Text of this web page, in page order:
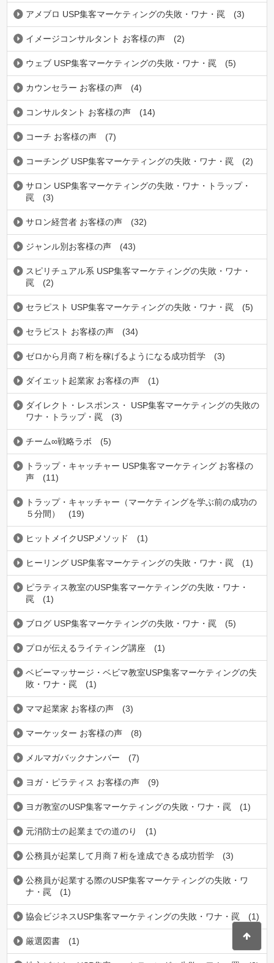
アメブロ USP集客マーケティングの失敗・ワナ・罠 (3)
イメージコンサルタント お客様の声 (2)
ウェブ USP集客マーケティングの失敗・ワナ・罠 (5)
カウンセラー お客様の声 (4)
コンサルタント お客様の声 (14)
コーチ お客様の声 (7)
コーチング USP集客マーケティングの失敗・ワナ・罠 (2)
サロン USP集客マーケティングの失敗・ワナ・トラップ・
罠
(3)
サロン経営者 お客様の声 (32)
ジャンル別お客様の声 (43)
スピリチュアル系 USP集客マーケティングの失敗・ワナ・
罠
(2)
セラピスト USP集客マーケティングの失敗・ワナ・罠 (5)
セラピスト お客様の声 (34)
ゼロから月商７桁を稼げるようになる成功哲学 (3)
ダイエット起業家 お客様の声 (1)
ダイレクト・レスポンス・ USP集客マーケティングの失敗の
ワナ・トラップ・罠
(3)
チーム∞戦略ラボ (5)
トラップ・キャッチャー USP集客マーケティング お客様の
声
(11)
トラップ・キャッチャー（マーケティングを学ぶ前の成功の
５分間）
(19)
ヒットメイクUSPメソッド (1)
ヒーリング USP集客マーケティングの失敗・ワナ・罠 (1)
ピラティス教室のUSP集客マーケティングの失敗・ワナ・
罠
(1)
ブログ USP集客マーケティングの失敗・ワナ・罠 (5)
プロが伝えるライティング講座 (1)
ベビーマッサージ・ベビマ教室USP集客マーケティングの失
敗・ワナ・罠
(1)
ママ起業家 お客様の声 (3)
マーケッター お客様の声 (8)
メルマガバックナンバー (7)
ヨガ・ピラティス お客様の声 (9)
ヨガ教室のUSP集客マーケティングの失敗・ワナ・罠 (1)
元消防士の起業までの道のり (1)
公務員が起業して月商７桁を達成できる成功哲学 (3)
公務員が起業する際のUSP集客マーケティングの失敗・ワ
ナ・罠
(1)
協会ビジネスUSP集客マーケティングの失敗・ワナ・罠 (1)
厳選図書 (1)